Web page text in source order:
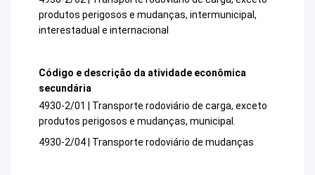
produtos perigosos e mudanças, intermunicipal,
interestadual e internacional
Código e descrição da atividade econômica
secundária
4930-2/01 | Transporte rodoviário de carga, exceto
produtos perigosos e mudanças, municipal.
4930-2/04 | Transporte rodoviário de mudanças